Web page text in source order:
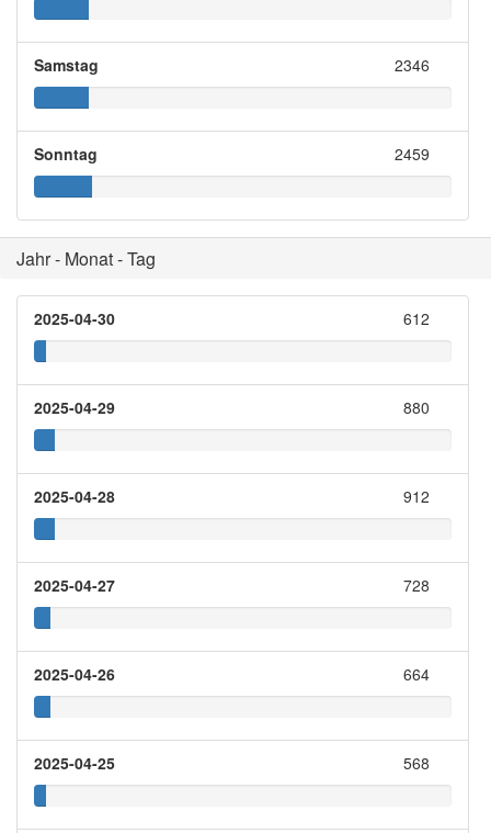
Samstag 2346
Sonntag 2459
Jahr - Monat - Tag
2025-04-30 612
2025-04-29 880
2025-04-28 912
2025-04-27 728
2025-04-26 664
2025-04-25 568